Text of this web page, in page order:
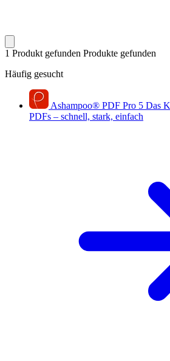
1 Produkt gefunden Produkte gefunden
Häufig gesucht
Ashampoo® PDF Pro 5 Das
PDFs – schnell, stark, einfach